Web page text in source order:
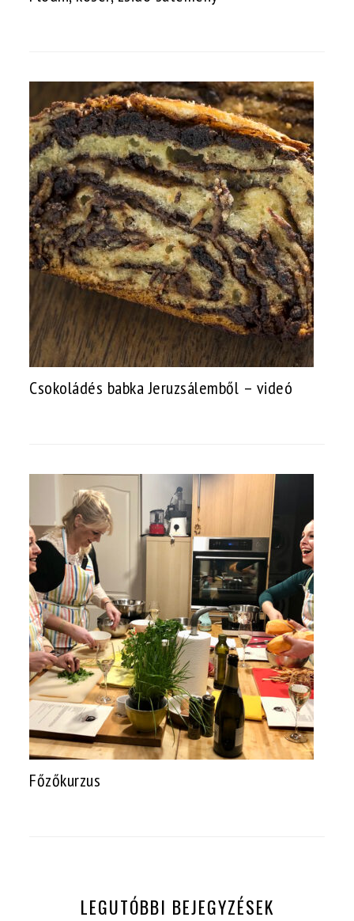
Csokoládés babka Jeruzsálemből – videó
Főzőkurzus
LEGUTÓBBI BEJEGYZÉSEK